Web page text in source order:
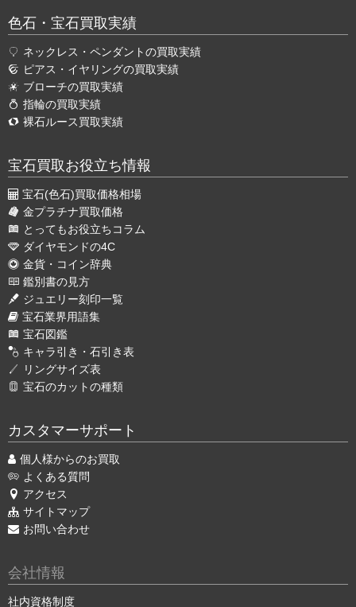
色石・宝石買取実績
ネックレス・ペンダントの買取実績
ピアス・イヤリングの買取実績
ブローチの買取実績
指輪の買取実績
裸石ルース買取実績
宝石買取お役立ち情報
宝石(色石)買取価格相場
金プラチナ買取価格
とってもお役立ちコラム
ダイヤモンドの4C
金貨・コイン辞典
鑑別書の見方
ジュエリー刻印一覧
宝石業界用語集
宝石図鑑
キャラ引き・石引き表
リングサイズ表
宝石のカットの種類
カスタマーサポート
個人様からのお買取
よくある質問
アクセス
サイトマップ
お問い合わせ
会社情報
社内資格制度